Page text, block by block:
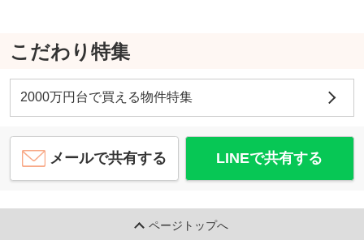
こだわり特集
2000万円台で買える物件特集
メールで共有する LINEで共有する
ページトップへ